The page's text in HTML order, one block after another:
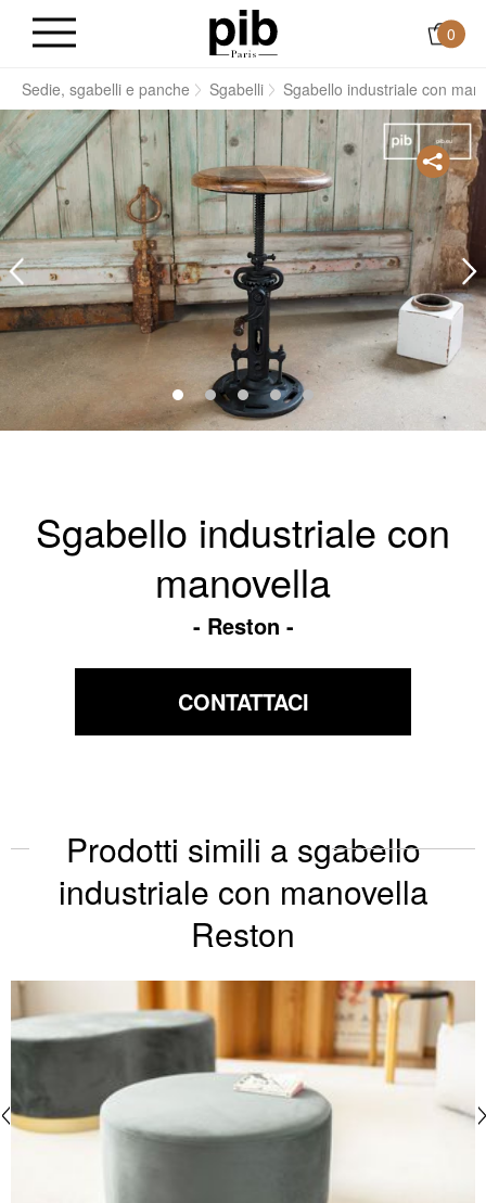
0
Sedie, sgabelli e panche Sgabelli Sgabello industriale con
Sgabello industriale con
manovella
Reston
CONTATTACI
Prodotti simili a sgabello
industriale con manovella
Reston